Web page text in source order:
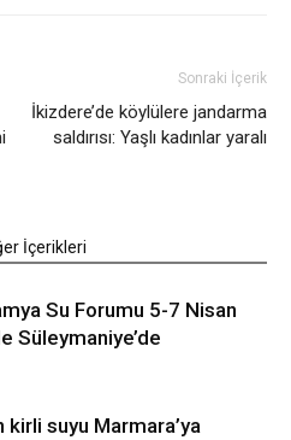
Sonraki İçerik
İkizdere’de köylülere jandarma
saldırısı: Yaşlı kadınlar yaralı
İçerikleri
Su Forumu 5-7 Nisan
Süleymaniye’de
kirli suyu Marmara’ya